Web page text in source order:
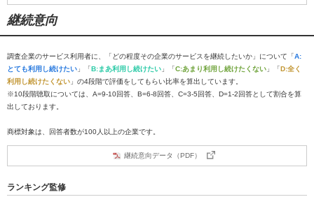
継続意向
調査企業のサービス利用者に、「どの程度その企業のサービスを継続したいか」について「A:
とても利用し続けたい 」「B:まあ利用し続けたい 」「C:あまり利用し続けたくない 」「D:全く
利用し続けたくない 」の4段階で評価をしてもらい比率を算出しています。
※10段階聴取については、A=9-10回答、B=6-8回答、C=3-5回答、D=1-2回答として割合を算
出しております。
商標対象は、回答者数が100人以上の企業です。
継続意向データ（PDF）
ランキング監修